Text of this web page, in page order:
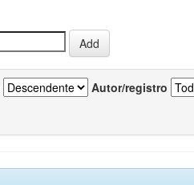
Autor/registro